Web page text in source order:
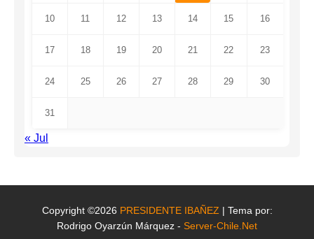
10 11 12 13 14 15 16
17 18 19 20 21 22 23
24 25 26 27 28 29 30
31
« Jul
Copyright ©2026 PRESIDENTE IBAÑEZ | Tema por:
Rodrigo Oyarzún Márquez - Server-Chile.Net